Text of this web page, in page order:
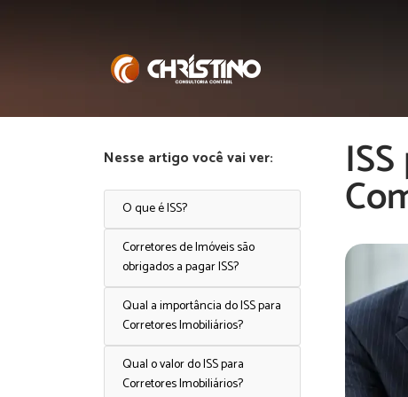
Nesse artigo você vai ver:
O que é ISS?
Corretores de Imóveis são
obrigados a pagar ISS?
Qual a importância do ISS para
Corretores Imobiliários?
Qual o valor do ISS para
Corretores Imobiliários?